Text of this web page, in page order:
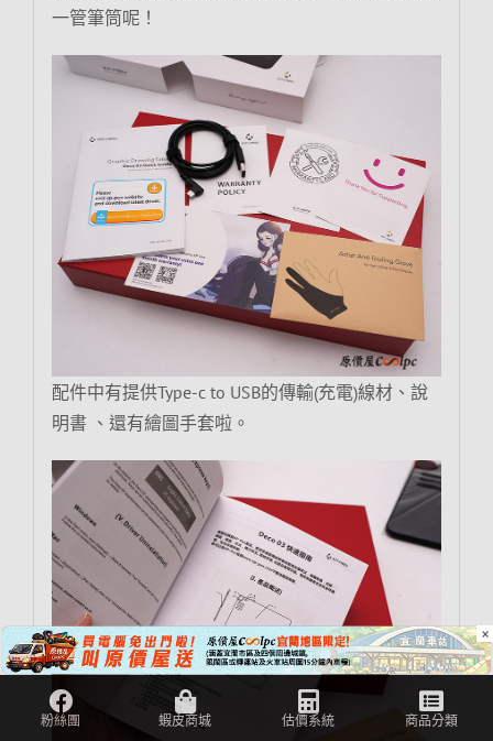
一管筆筒呢！
配件中有提供Type-c to USB的傳輸(充電)線材、說
明書 、還有繪圖手套啦。
×